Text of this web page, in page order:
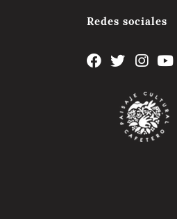
Redes sociales